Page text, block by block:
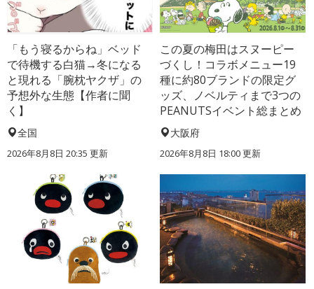
「もう寝るからね」ベッド
で待機する白猫→冬になる
と現れる「腕枕ヤクザ」の
予想外な生態【作者に聞
く】
全国
2026年8月8日 20:35 更新
この夏の梅田はスヌーピー
づくし！コラボメニュー19
種に約80ブランドの限定グ
ッズ、ノベルティまで3つの
PEANUTSイベント総まとめ
大阪府
2026年8月8日 18:00更新